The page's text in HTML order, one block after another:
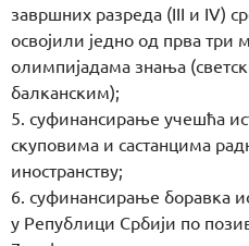
завршних разреда (III и IV)
освојили једно од прва три
олимпијадама знања
балканским);
5. суфинансирање учешћа
скуповима и састанцима
иностранству;
6. суфинансирање боравка
у Републици Србији по